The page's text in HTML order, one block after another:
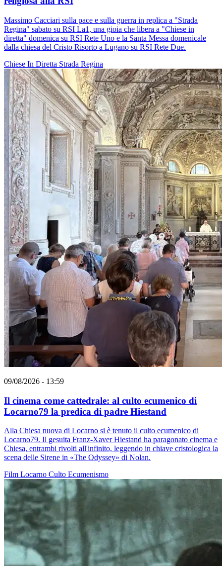
Massimo Cacciari sulla pace e sulla guerra in replica a "Strada
Regina" sabato su RSI La1, una gioia che libera a "Chiese in
diretta" domenica su RSI Rete Uno e la Santa Messa domenicale
dalla chiesa del Cristo Risorto a Lugano su RSI Rete Due.
Chiese In Diretta Strada Regina
09/08/2026 - 13:59
Il cinema come cattedrale: al culto ecumenico di
Locarno79 la predica di padre Hiestand
Alla Chiesa nuova di Locarno si è tenuto il culto ecumenico di
Locarno79. Il gesuita Franz-Xaver Hiestand ha paragonato cinema e
Chiesa, entrambi rivolti all'infinito, leggendo in chiave cristologica la
scena delle Sirene in «The Odyssey» di Nolan.
Film Locarno Culto Ecumenismo